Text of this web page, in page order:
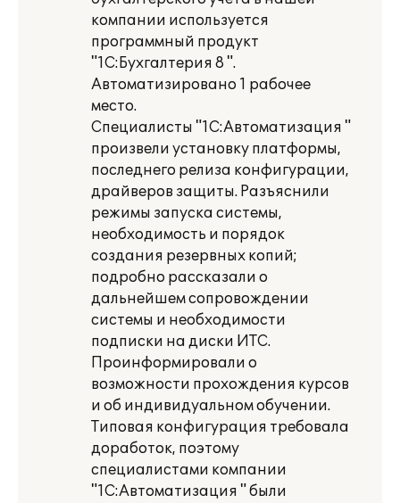
компании используется
программный продукт
"1С:Бухгалтерия 8 ".
Автоматизировано 1 рабочее
место.
Специалисты "1С:Автоматизация "
произвели установку платформы,
последнего релиза конфигурации,
драйверов защиты. Разъяснили
режимы запуска системы,
необходимость и порядок
создания резервных копий;
подробно рассказали о
дальнейшем сопровождении
системы и необходимости
подписки на диски ИТС.
Проинформировали о
возможности прохождения курсов
и об индивидуальном обучении.
Типовая конфигурация требовала
доработок, поэтому
специалистами компании
"1С:Автоматизация " были